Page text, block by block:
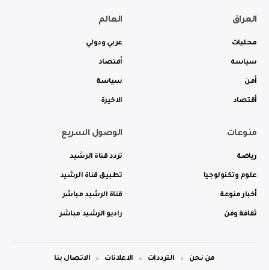
العراق
محليات
سياسة
أمن
أقتصاد
العالم
عربي ودولي
أقتصاد
سياسة
الاخيرة
منوعات
رياضة
علوم وتكنولوجيا
أخبار منوعة
ثقافة وفن
الوصول السريع
تردد قناة الرشيد
تطبيق قناة الرشيد
قناة الرشيد مباشر
راديو الرشيد مباشر
من نحن الترددات الاعلانات الاتصال بنا